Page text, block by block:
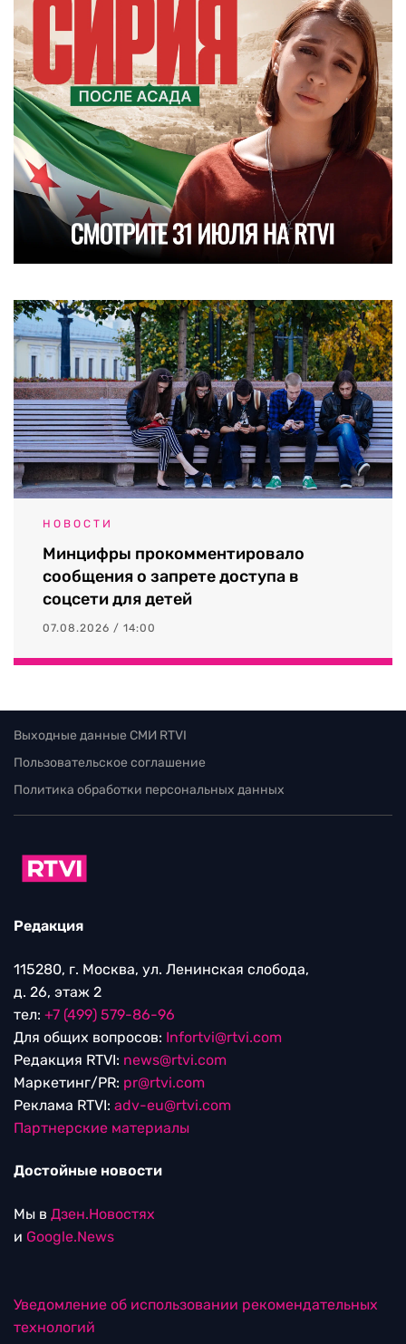
НОВОСТИ
Минцифры прокомментировало
сообщения о запрете доступа в
соцсети для детей
07.08.2026 / 14:00
Выходные данные СМИ RTVI
Пользовательское соглашение
Политика обработки персональных данных
Редакция
115280, г. Москва, ул. Ленинская слобода,
д. 26, этаж 2
тел: +7 (499) 579-86-96
Для общих вопросов: Infortvi@rtvi.com
Редакция RTVI: news@rtvi.com
Маркетинг/PR: pr@rtvi.com
Реклама RTVI: adv-eu@rtvi.com
Партнерские материалы
Достойные новости
Мы в Дзен.Новостях
и Google.News
Уведомление об использовании рекомендательных
технологий